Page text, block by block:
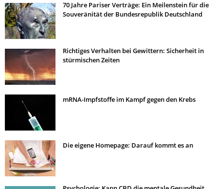
70 Jahre Pariser Verträge: Ein Meilenstein für die
Souveränität der Bundesrepublik Deutschland
Richtiges Verhalten bei Gewittern: Sicherheit in
stürmischen Zeiten
mRNA-Impfstoffe im Kampf gegen den Krebs
Die eigene Homepage: Darauf kommt es an